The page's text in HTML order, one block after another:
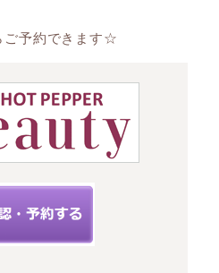
予約できます☆